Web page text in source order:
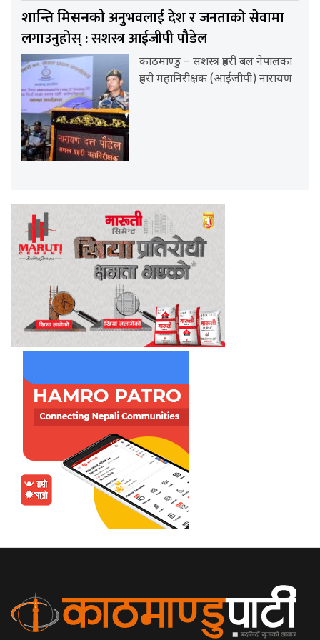
शान्ति मिसनकोअनुभवलाई देश र जनताको सेवामा
लगाउनुहोस् : सशस्त्र आईजीपी पौडेल
काठमाण्डु – सशस्त्र प्रहरी बल नेपालका
प्रहरी महानिरीक्षक (आईजीपी) नारायण